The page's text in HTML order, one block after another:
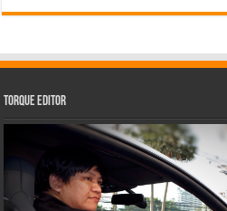
Torque Editor